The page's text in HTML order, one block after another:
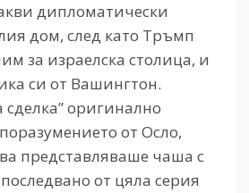
дипломатически
дом, след като Тръмп
за израелска столица, и
си от Вашингтон.
сделка” оригинално
от Осло,
представляваше чаша с
от цяла серия